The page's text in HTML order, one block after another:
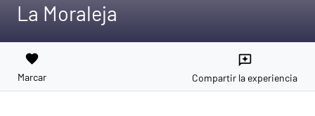
La Moraleja
favorite
Marcar
reviews
Compartir la experiencia